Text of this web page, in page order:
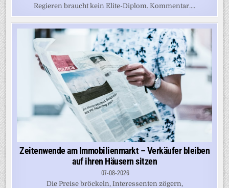
Regieren braucht kein Elite-Diplom. Kommentar....
Zeitenwende am Immobilienmarkt – Verkäufer bleiben
auf ihren Häusern sitzen
07-08-2026
Die Preise bröckeln, Interessenten zögern,